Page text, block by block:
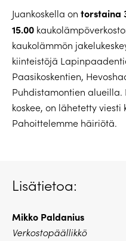
Juankoskella on torstaina
15.00
kaukolämmön
kiinteistöjä
Paasikoskentien,
Puhdistamontien alueilla.
koskee, on lähetetty viesti
Pahoittelemme häiriötä.
Lisätietoa:
Mikko Paldanius
Verkostopäällikkö